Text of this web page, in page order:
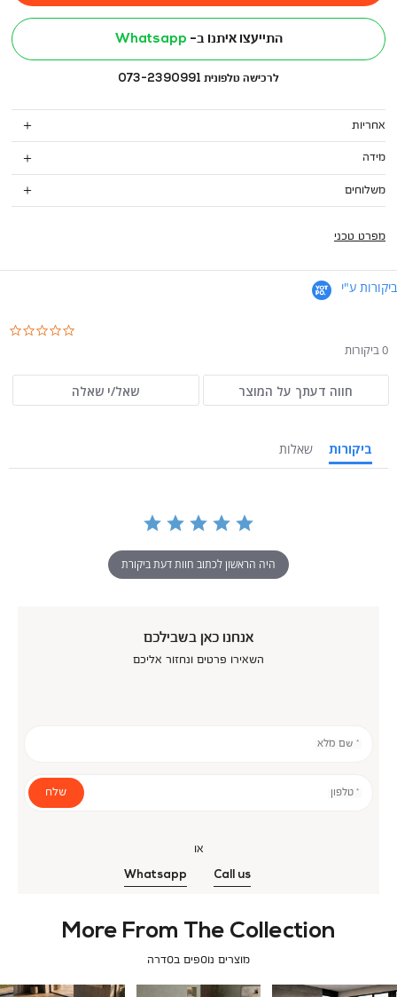
התייעצו איתנו ב- Whatsapp
לרכישה טלפונית 073-2390991
אחריות
מידה
משלוחים
מפרט טכני
ביקורות ע"י
0 ביקורות
חווה דעתך על המוצר שאל/י שאלה
ביקורות שאלות
היה הראשון לכתוב חוות דעת ביקורת
אנחנו כאן בשבילכם
השאירו פרטים ונחזור אליכם
* שם מלא
* טלפון שלח
או
Call us
Whatsapp
More From The Collection
מוצרים נוספים בסדרה